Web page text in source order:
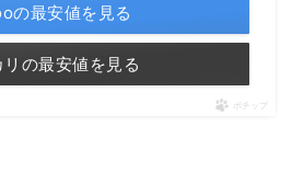
の最安値を見る
リの最安値を見る
ポチップ